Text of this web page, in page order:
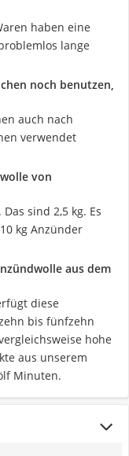
haben eine
lange
noch benutzen,
auch nach
verwendet
von
sind 2,5 kg. Es
kg Anzünder
aus dem
diese
bis fünfzehn
hohe
aus unserem
Minuten.